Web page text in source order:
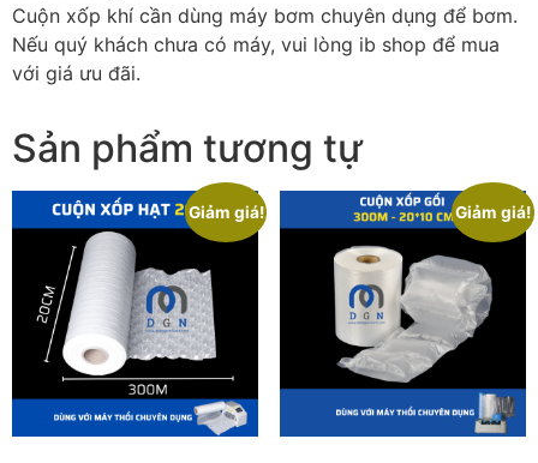
Cuộn xốp khí cần dùng máy bơm chuyên dụng để bơm.
Nếu quý khách chưa có máy, vui lòng ib shop để mua
với giá ưu đãi.
Sản phẩm tương tự
Giảm giá! Giảm giá!